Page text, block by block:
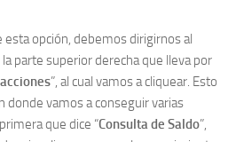
esta opción, debemos dirigirnos al
parte superior derecha que lleva por
”, al cual vamos a cliquear. Esto
donde vamos a conseguir varias
que dice “Consulta de Saldo”,